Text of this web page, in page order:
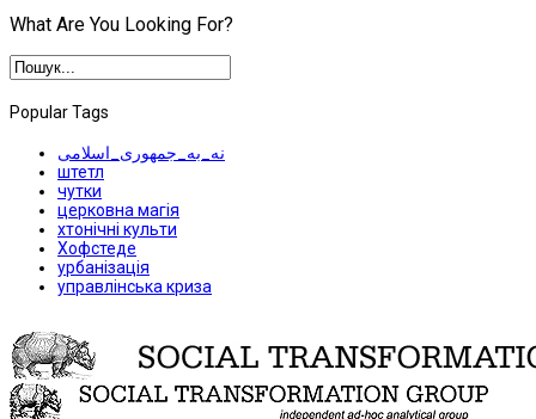
What Are You Looking For?
Popular Tags
نه_به_جمهوری_اسلامی
штетл
чутки
церковна магія
хтонічні культи
Хофстеде
урбанізація
управлінська криза